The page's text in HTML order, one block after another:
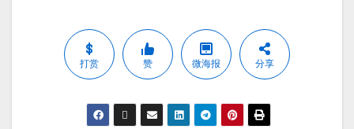
打赏 赞 微海报 分享